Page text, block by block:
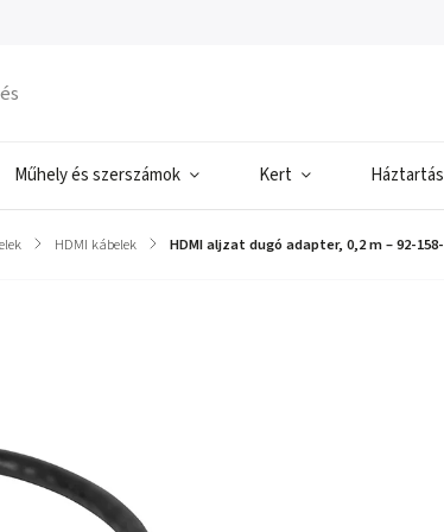
Műhely és szerszámok Kert Háztartás
/ HDMI kábelek / HDMI aljzat dugó adapter, 0,2 m – 92-158-